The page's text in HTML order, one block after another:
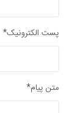
پست الکترونیک*
متن پیام*